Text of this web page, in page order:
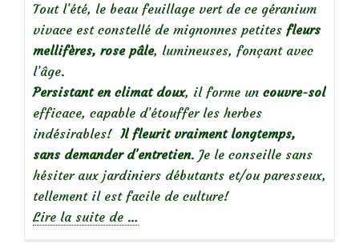
Tout l’été, le beau feuillage vert de ce géranium
vivace est constellé de mignonnes petites fleurs
mellifères, rose pâle, lumineuses, fonçant avec
l’âge.
Persistant en climat doux, il forme un couvre-sol
efficace, capable d’étouffer les herbes
indésirables! Il fleurit vraiment longtemps,
sans demander d’entretien. Je le conseille sans
hésiter aux jardiniers débutants et/ou paresseux,
tellement il est facile de culture!
Lire la suite de à
…